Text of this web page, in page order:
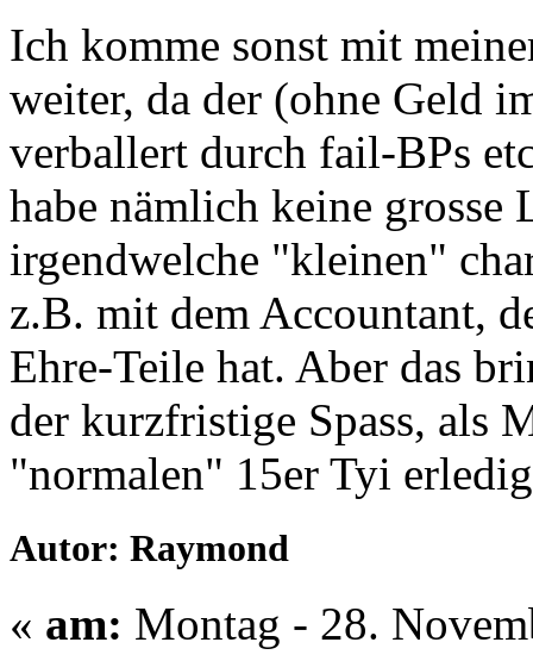
Ich komme sonst mit
weiter, da der (ohne Geld
verballert durch fail-BPs
habe nämlich keine
irgendwelche "kleinen"
z.B. mit dem Accountant,
Ehre-Teile hat. Aber das
der kurzfristige Spass, als
"normalen" 15er Tyi
Autor: Raymond
« am: Montag - 28.